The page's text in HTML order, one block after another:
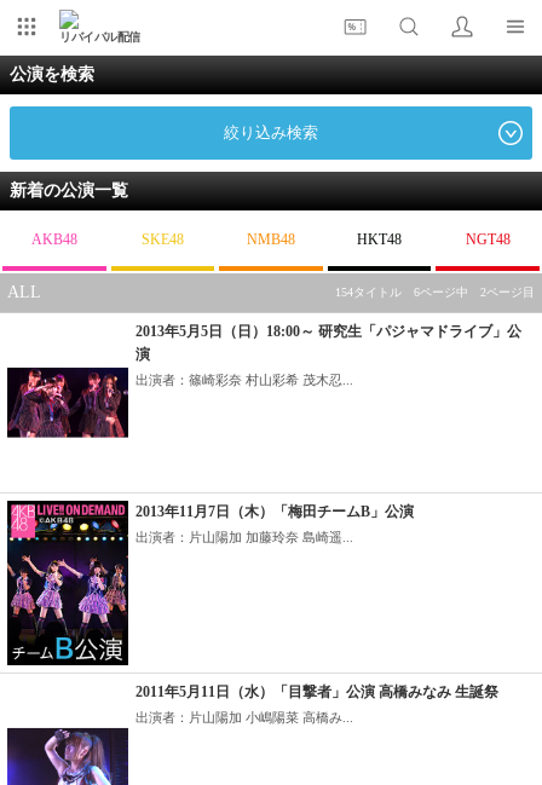
リバイバル配信
公演を検索
絞り込み検索
新着の公演一覧
AKB48 SKE48 NMB48 HKT48 NGT48
ALL 154タイトル 6ページ中 2ページ目
2013年5月5日（日）18:00～ 研究生「パジャマドライブ」公
演
出演者：篠崎彩奈 村山彩希 茂木忍...
2013年11月7日（木）「梅田チームB」公演
出演者：片山陽加 加藤玲奈 島崎遥...
2011年5月11日（水）「目撃者」公演 高橋みなみ 生誕祭
出演者：片山陽加 小嶋陽菜 高橋み...